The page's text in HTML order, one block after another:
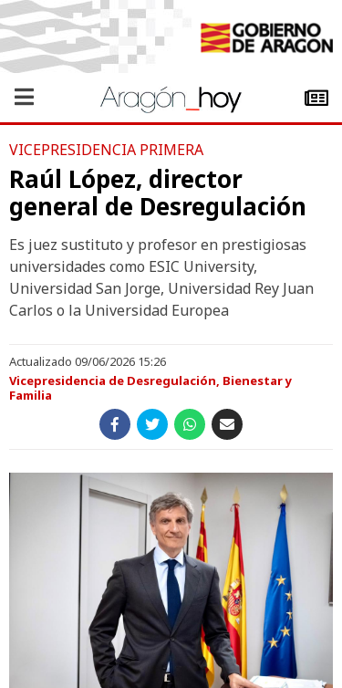
VICEPRESIDENCIA PRIMERA
Raúl López, director
general de Desregulación
Es juez sustituto y profesor en prestigiosas
universidades como ESIC University,
Universidad San Jorge, Universidad Rey Juan
Carlos o la Universidad Europea
Actualizado 09/06/2026 15:26
Vicepresidencia de Desregulación, Bienestar y
Familia